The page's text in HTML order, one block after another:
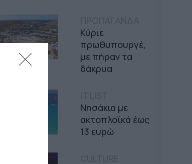
Κύριε
πρωθυπουργέ,
με πήραν τα
δάκρυα
Νησάκια με
ακτοπλοϊκά έως
13 ευρώ